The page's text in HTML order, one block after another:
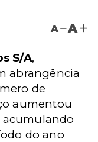
A A
S/A,
abrangência
de
aumentou
acumulando
do ano